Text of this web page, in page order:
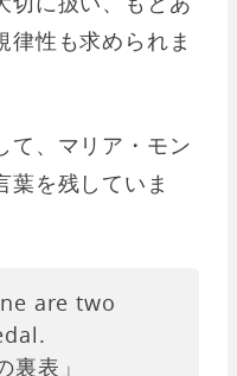
律性も求められま
て、マリア・モン
葉を残していま
are two
裏表」